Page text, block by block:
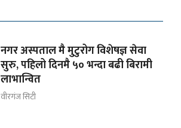
नगर अस्पताल मै मुटुरोग विशेषज्ञ सेवा
सुरु, पहिलो दिनमै ५० भन्दा बढी बिरामी
लाभान्वित
वीरगंज सिटी